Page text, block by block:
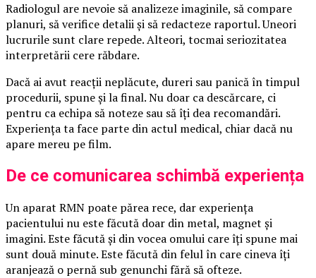
Radiologul are nevoie să analizeze imaginile, să compare
planuri, să verifice detalii și să redacteze raportul. Uneori
lucrurile sunt clare repede. Alteori, tocmai seriozitatea
interpretării cere răbdare.
Dacă ai avut reacții neplăcute, dureri sau panică în timpul
procedurii, spune și la final. Nu doar ca descărcare, ci
pentru ca echipa să noteze sau să îți dea recomandări.
Experiența ta face parte din actul medical, chiar dacă nu
apare mereu pe film.
De ce comunicarea schimbă experiența
Un aparat RMN poate părea rece, dar experiența
pacientului nu este făcută doar din metal, magnet și
imagini. Este făcută și din vocea omului care îți spune mai
sunt două minute. Este făcută din felul în care cineva îți
aranjează o pernă sub genunchi fără să ofteze.